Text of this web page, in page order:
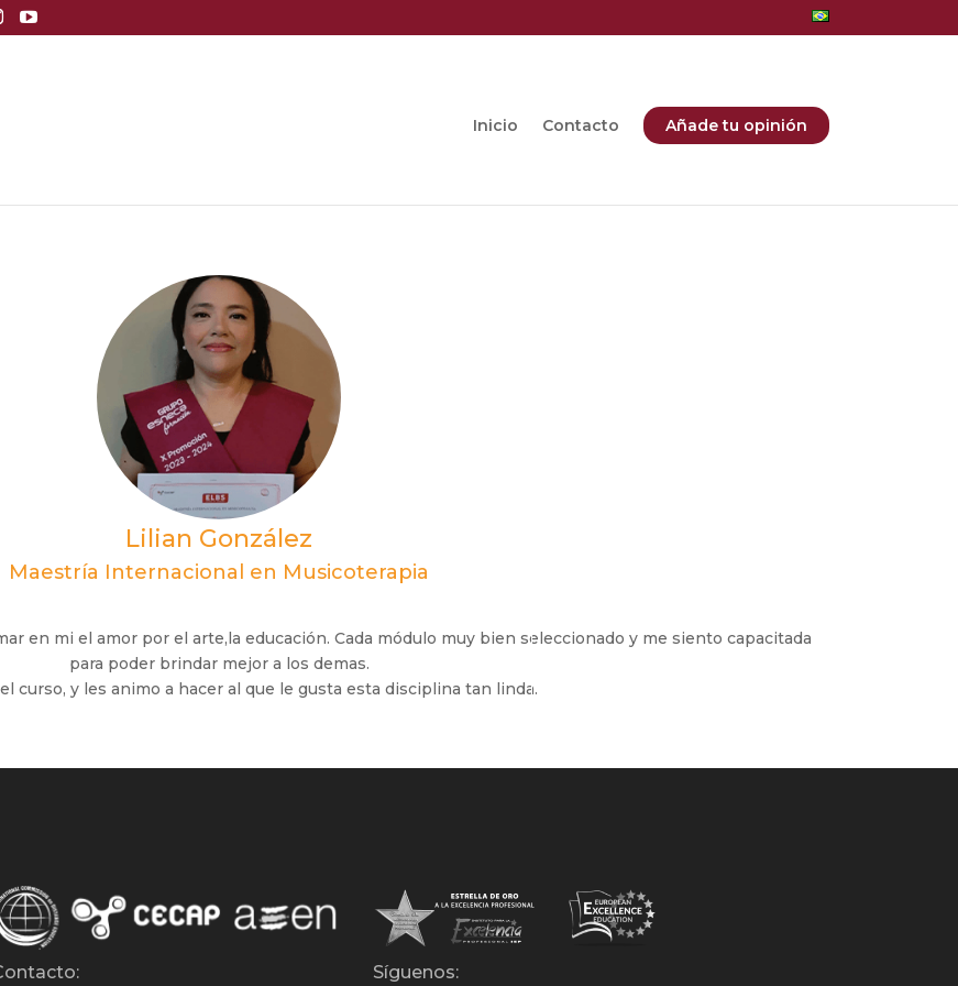
Inicio Contacto Añade tu opinión
Lilian González
Maestría Internacional en Musicoterapia
en mi el amor por el arte,la educación. Cada módulo muy bien seleccionado y me siento capacitada
para poder brindar mejor a los demas.
curso, y les animo a hacer al que le gusta esta disciplina tan linda.
Síguenos: